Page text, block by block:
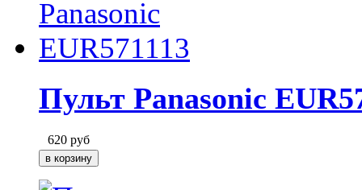
Пульт Panasonic
620 руб